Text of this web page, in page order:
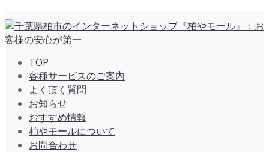
TOP
各種サービスのご案内
よく頂く質問
お知らせ
おすすめ情報
柏やモールについて
お問合わせ